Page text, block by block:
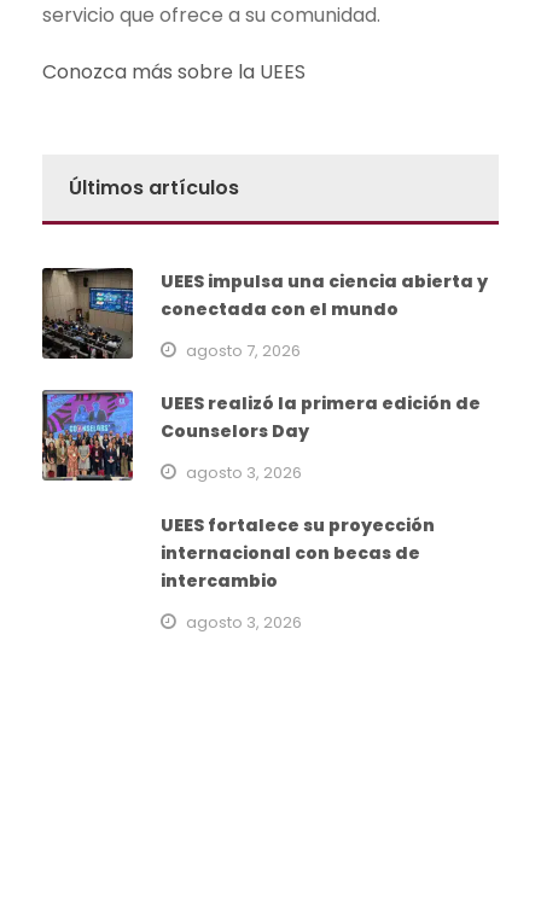
servicio que ofrece a su comunidad.
Conozca más sobre la UEES
Últimos artículos
UEES impulsa una ciencia abierta y
conectada con el mundo
agosto 7, 2026
UEES realizó la primera edición de
Counselors Day
agosto 3, 2026
UEES fortalece su proyección
internacional con becas de
intercambio
agosto 3, 2026